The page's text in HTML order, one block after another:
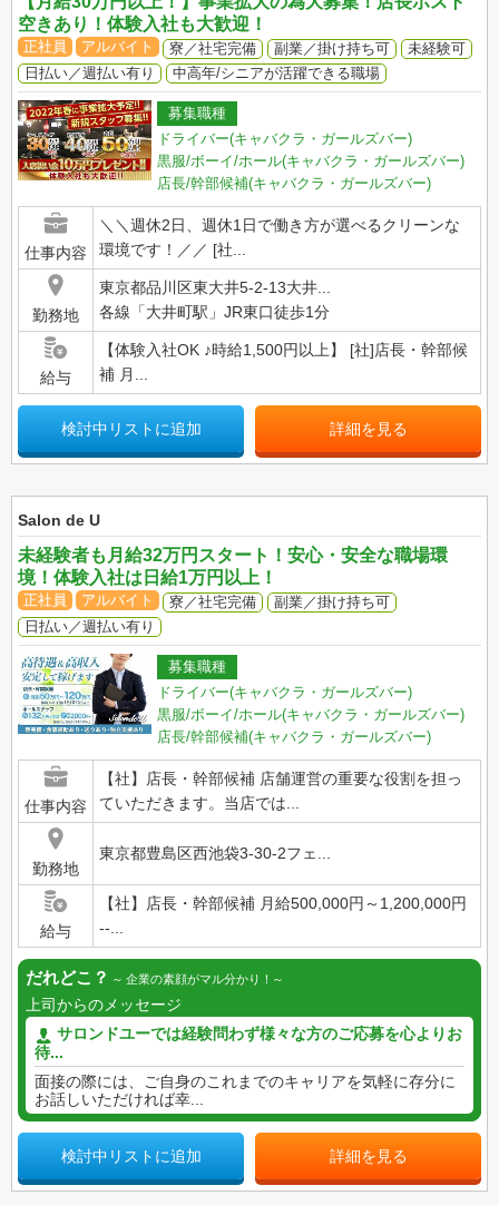
空きあり！体験入社も大歓迎！
正社員 アルバイト 寮／社宅完備 副業／掛け持ち可
未経験可
日払い／週払い有り
中高年/シニアが活躍できる職場
募集職種
ドライバー(キャバクラ・ガールズバー)
黒服/ボーイ/ホール(キャバクラ・ガールズバー)
店長/幹部候補(キャバクラ・ガールズバー)
仕事内容
＼＼週休2日、週休1日で働き方が選べるクリーンな
環境です！／／ [社...
勤務地
東京都品川区東大井5-2-13大井...
各線「大井町駅」JR東口徒歩1分
給与
【体験入社OK ♪時給1,500円以上】 [社]店長・幹部候
補 月...
検討中リストに追加 詳細を見る
Salon de U
未経験者も月給32万円スタート！安心・安全な職場環
境！体験入社は日給1万円以上！
正社員 アルバイト 寮／社宅完備
副業／掛け持ち可
日払い／週払い有り
募集職種
ドライバー(キャバクラ・ガールズバー)
黒服/ボーイ/ホール(キャバクラ・ガールズバー)
店長/幹部候補(キャバクラ・ガールズバー)
仕事内容
【社】店長・幹部候補 店舗運営の重要な役割を担っ
ていただきます。当店では...
勤務地
東京都豊島区西池袋3-30-2フェ...
給与
【社】店長・幹部候補 月給500,000円～1,200,000円
--...
だれどこ？ 企業の素顔がマル分かり！
上司からのメッセージ
サロンドユーでは経験問わず様々な方のご応募を心よりお
待...
面接の際には、ご自身のこれまでのキャリアを気軽に存分に
お話しいただければ幸...
検討中リストに追加 詳細を見る